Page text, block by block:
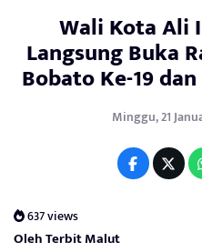
Wali Kota Ali
Langsung Buka
Bobato Ke-19
Minggu, 21
637 views
Oleh Terbit Malut